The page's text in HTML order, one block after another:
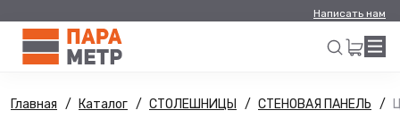
Написать нам
Искать
Главная Каталог СТОЛЕШНИЦЫ СТЕНОВАЯ ПАНЕЛЬ